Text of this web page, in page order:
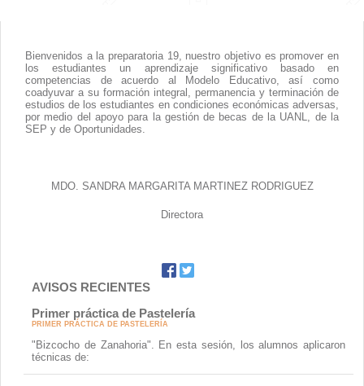
Servicios
Difusión
Bienvenidos a la preparatoria 19, nuestro objetivo es promover en
los estudiantes un aprendizaje significativo basado en
competencias de acuerdo al Modelo Educativo, así como
coadyuvar a su formación integral, permanencia y terminación de
estudios de los estudiantes en condiciones económicas adversas,
por medio del apoyo para la gestión de becas de la UANL, de la
SEP y de Oportunidades.
MDO. SANDRA MARGARITA MARTINEZ RODRIGUEZ
Directora
AVISOS RECIENTES
Primer práctica de Pastelería
PRIMER PRÁCTICA DE PASTELERÍA
"Bizcocho de Zanahoria". En esta sesión, los alumnos aplicaron
técnicas de: